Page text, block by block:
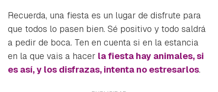
Recuerda, una fiesta es un lugar de disfrute para
que todos lo pasen bien. Sé positivo y todo saldrá
a pedir de boca. Ten en cuenta si en la estancia
en la que vais a hacer la fiesta hay animales, si
es así, y los disfrazas, intenta no estresarlos.